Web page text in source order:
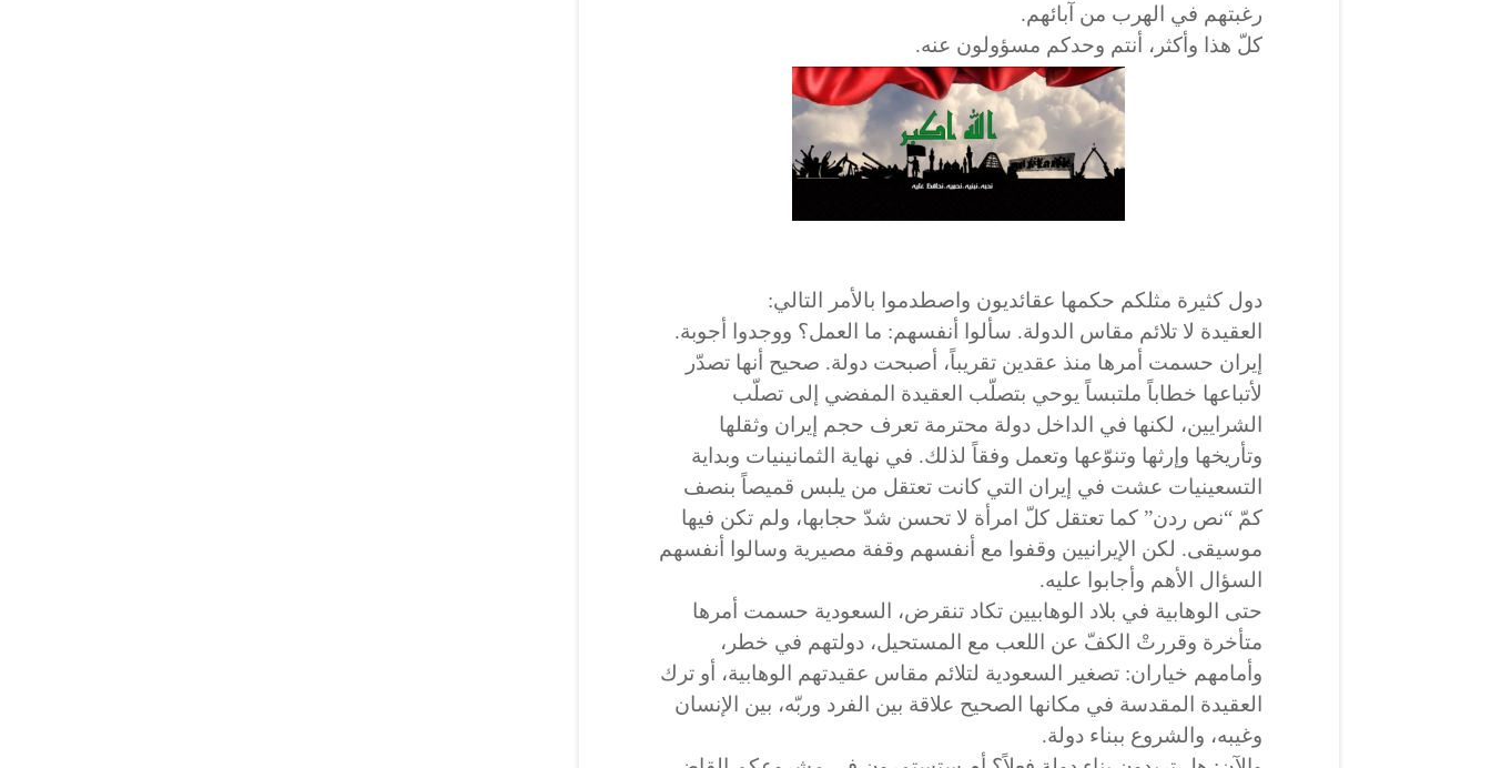
رغبتهم في الهرب من آبائهم.
كلّ هذا وأكثر، أنتم وحدكم مسؤولون عنه.
دول كثيرة مثلكم حكمها عقائديون واصطدموا بالأمر التالي:
العقيدة لا تلائم مقاس الدولة. سألوا أنفسهم: ما العمل؟ ووجدوا أجوبة.
إيران حسمت أمرها منذ عقدين تقريباً، أصبحت دولة. صحيح أنها تصدّر
لأتباعها خطاباً ملتبساً يوحي بتصلّب العقيدة المفضي إلى تصلّب
الشرايين، لكنها في الداخل دولة محترمة تعرف حجم إيران وثقلها
وتأريخها وإرثها وتنوّعها وتعمل وفقاً لذلك. في نهاية الثمانينيات وبداية
التسعينيات عشت في إيران التي كانت تعتقل من يلبس قميصاً بنصف
كمّ “نص ردن” كما تعتقل كلّ امرأة لا تحسن شدّ حجابها، ولم تكن فيها
موسيقى. لكن الإيرانيين وقفوا مع أنفسهم وقفة مصيرية وسالوا أنفسهم
السؤال الأهم وأجابوا عليه.
حتى الوهابية في بلاد الوهابيين تكاد تنقرض، السعودية حسمت أمرها
متأخرة وقررتْ الكفّ عن اللعب مع المستحيل، دولتهم في خطر،
وأمامهم خياران: تصغير السعودية لتلائم مقاس عقيدتهم الوهابية، أو ترك
العقيدة المقدسة في مكانها الصحيح علاقة بين الفرد وربّه، بين الإنسان
وغيبه، والشروع ببناء دولة.